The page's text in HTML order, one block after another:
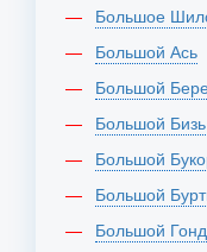
Большое
Большой Ась
Большой
Большой Бизь
Большой
Большой
Большой